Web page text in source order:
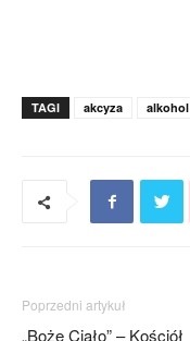
TAGI akcyza alkohol
Poprzedni artykuł
„Boże Ciało” – Kościół